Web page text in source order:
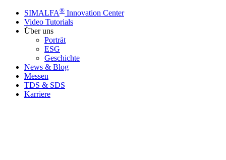
SIMALFA® Innovation Center
Video Tutorials
Über uns
Porträt
ESG
Geschichte
News & Blog
Messen
TDS & SDS
Karriere